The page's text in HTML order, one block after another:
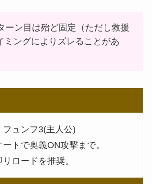
ーン目は殆ど固定（ただし救援
ミングによりズレることがあ
フュンフ3(主人公)
トで奥義ON攻撃まで。
ロードを推奨。